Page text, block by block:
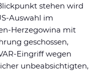
stehen wird
Auswahl im
Herzegowina mit
geschossen,
Eingriff wegen
unbeabsichtigten,